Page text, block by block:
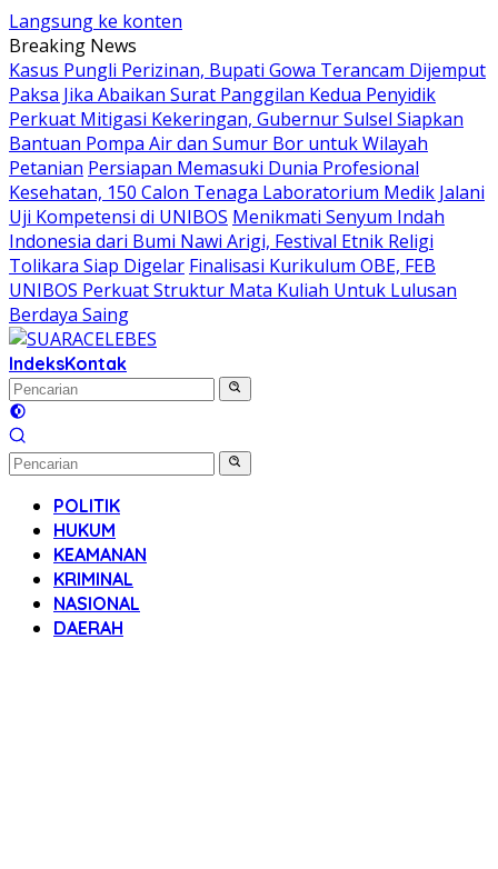
Langsung ke konten
Breaking News
Kasus Pungli Perizinan, Bupati Gowa Terancam Dijemput
Paksa Jika Abaikan Surat Panggilan Kedua Penyidik
Perkuat Mitigasi Kekeringan, Gubernur Sulsel Siapkan
Bantuan Pompa Air dan Sumur Bor untuk Wilayah
Petanian Persiapan Memasuki Dunia Profesional
Kesehatan, 150 Calon Tenaga Laboratorium Medik Jalani
Uji Kompetensi di UNIBOS Menikmati Senyum Indah
Indonesia dari Bumi Nawi Arigi, Festival Etnik Religi
Tolikara Siap Digelar Finalisasi Kurikulum OBE, FEB
UNIBOS Perkuat Struktur Mata Kuliah Untuk Lulusan
Berdaya Saing
IndeksKontak
POLITIK
HUKUM
KEAMANAN
KRIMINAL
NASIONAL
DAERAH